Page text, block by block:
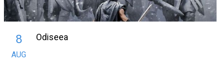
8
AUG
Odiseea